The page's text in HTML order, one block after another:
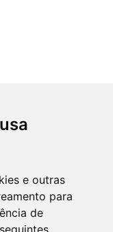
e outras
para
de